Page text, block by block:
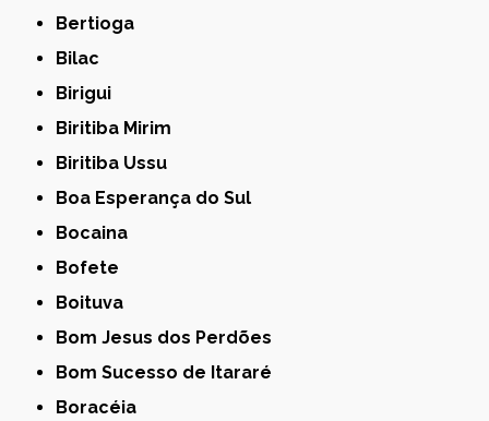
Bertioga
Bilac
Birigui
Biritiba Mirim
Biritiba Ussu
Boa Esperança do Sul
Bocaina
Bofete
Boituva
Bom Jesus dos Perdões
Bom Sucesso de Itararé
Boracéia